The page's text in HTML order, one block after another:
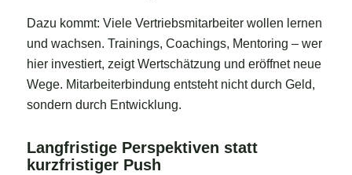
Dazu kommt: Viele Vertriebsmitarbeiter wollen lernen
und wachsen. Trainings, Coachings, Mentoring – wer
hier investiert, zeigt Wertschätzung und eröffnet neue
Wege. Mitarbeiterbindung entsteht nicht durch Geld,
sondern durch Entwicklung.
Langfristige Perspektiven statt
kurzfristiger Push